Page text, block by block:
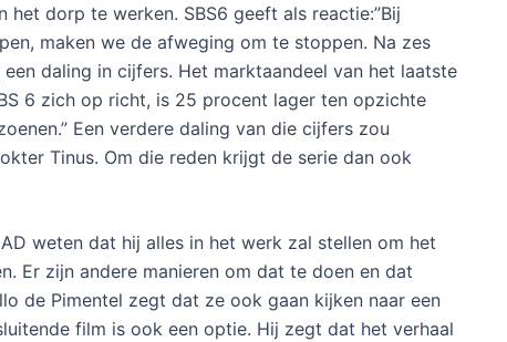
het dorp te werken. SBS6 geeft als reactie:”Bij
maken we de afweging om te stoppen. Na zes
daling in cijfers. Het marktaandeel van het laatste
6 zich op richt, is 25 procent lager ten opzichte
Een verdere daling van die cijfers zou
Tinus. Om die reden krijgt de serie dan ook
weten dat hij alles in het werk zal stellen om het
Er zijn andere manieren om dat te doen en dat
de Pimentel zegt dat ze ook gaan kijken naar een
film is ook een optie. Hij zegt dat het verhaal